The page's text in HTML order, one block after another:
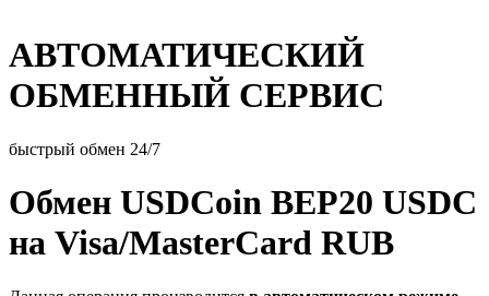
АВТОМАТИЧЕСКИЙ
ОБМЕННЫЙ СЕРВИС
быстрый обмен 24/7
Обмен USDCoin BEP20 USDC
на Visa/MasterCard RUB